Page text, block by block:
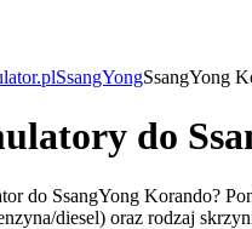
SsangYongSsangYong
do
do SsangYong Korando?
diesel) oraz rodzaj